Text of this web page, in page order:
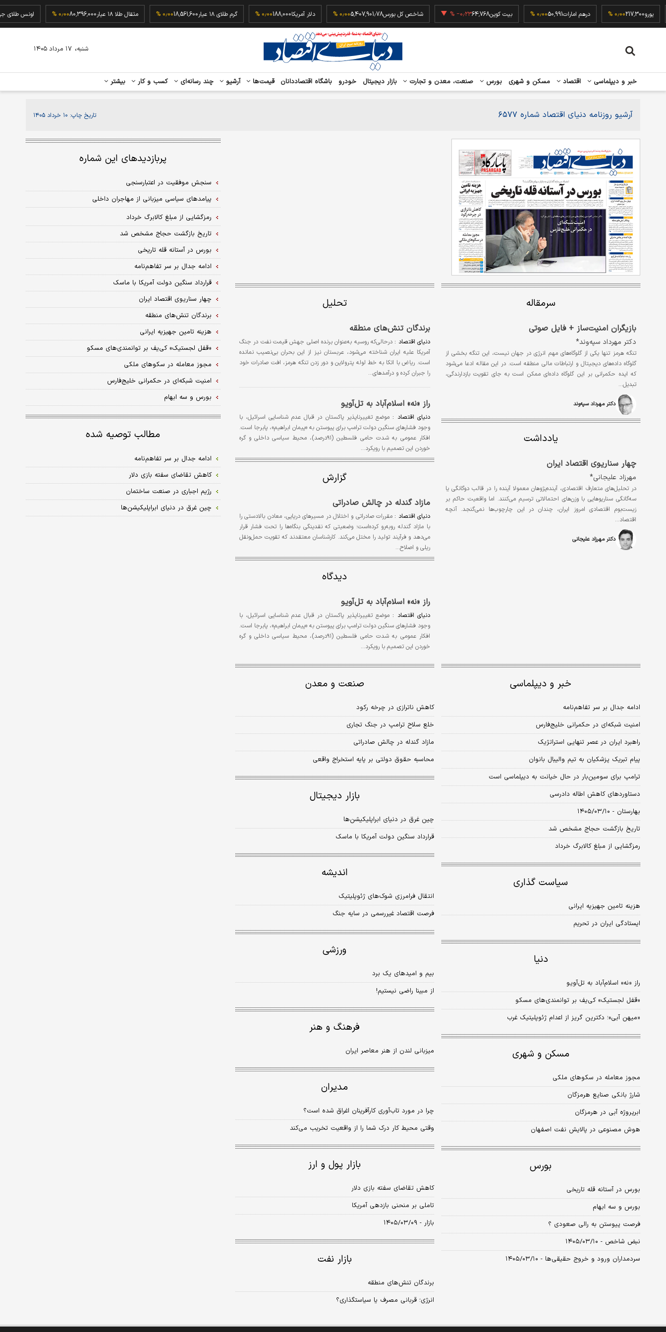
یورو217,300۰٫۰۰ % درهم امارات50,991۰٫۰۰ % بیت کوین64,768‎−۰٫۲۳ % شاخص کل بورس5,407,901.78۰٫۰۰ % دلار آمریکا188,000۰٫۰۰ % گرم طلای ۱۸ عیار 18,561,600۰٫۰۰ % مثقال طلا ۱۸ عیار 80,396,000۰٫۰۰ % اونس
خبر و دیپلماسی اقتصاد مسکن و شهری بورس صنعت، معدن و تجارت بازار دیجیتال خودرو باشگاه اقتصاددانان قیمت‌ها آرشیو چند رسانه‌ای کسب و کار بیشتر
شنبه، ۱۷ مرداد ۱۴۰۵
آرشیو روزنامه دنیای اقتصاد شماره ۶۵۷۷ تاریخ چاپ: ۱۰ خرداد ۱۴۰۵
سرمقاله
بازیگران امنیت‌ساز + فایل صوتی
دکتر مهرداد سپه‌وند*
تنگه هرمز تنها یکی از گلوگاه‌های مهم انرژی در جهان نیست، این تنگه بخشی از
گلوگاه داده‌های دیجیتال و ارتباطات مالی منطقه است. در این مقاله ادعا می‌شود
که ایده حکمرانی بر این گلوگاه داده‌ای ممکن است به جای تقویت بازدارندگی،
تبدیل…
دکتر مهرداد سپه‌وند
یادداشت
چهار سناریوی اقتصاد ایران
مهرزاد علیجانی*
در تحلیل‌های متعارف اقتصادی، آینده‌پژوهان معمولا آینده را در قالب دوگانگی یا
سه‌گانگی سناریوهایی با وزن‌های احتمالاتی ترسیم می‌کنند. اما واقعیت حاکم بر
زیست‌بوم اقتصادی امروز ایران، چندان در این چارچوب‌ها نمی‌گنجد. آنچه
اقتصاد…
دکتر مهرزاد علیجانی
تحلیل
برندگان تنش‌های منطقه
دنیای اقتصاد :درحالی‌که روسیه به‌عنوان برنده اصلی جهش قیمت نفت در جنگ
آمریکا علیه ایران شناخته می‌شود، عربستان نیز از این بحران بی‌نصیب نمانده
است. ریاض با اتکا به خط لوله پترولاین و دور زدن تنگه هرمز، افت صادرات خود
را جبران کرده و درآمدهای…
راز «نه» اسلام‌آباد به تل‌آویو
دنیای اقتصاد :موضع تغییرناپذیر پاکستان در قبال عدم شناسایی اسرائیل، با
وجود فشارهای سنگین دولت ترامپ برای پیوستن به «پیمان ابراهیم»، پابرجا است.
افکار عمومی به شدت حامی فلسطین (۹۱درصد)، محیط سیاسی داخلی و گره
خوردن این تصمیم با رویکرد…
گزارش
مازاد گندله در چالش صادراتی
دنیای اقتصاد :مقررات صادراتی و اختلال در مسیرهای دریایی، معادن بالادستی را
با مازاد گندله روبه‌رو کرده‌است؛ وضعیتی که نقدینگی بنگاه‌ها را تحت فشار قرار
می‌دهد و فرآیند تولید را مختل می‌کند. کارشناسان معتقدند که تقویت حمل‌ونقل
ریلی و اصلاح…
دیدگاه
راز «نه» اسلام‌آباد به تل‌آویو
دنیای اقتصاد :موضع تغییرناپذیر پاکستان در قبال عدم شناسایی اسرائیل، با
وجود فشارهای سنگین دولت ترامپ برای پیوستن به «پیمان ابراهیم»، پابرجا است.
افکار عمومی به شدت حامی فلسطین (۹۱درصد)، محیط سیاسی داخلی و گره
خوردن این تصمیم با رویکرد…
خبر و دیپلماسی
ادامه جدال بر سر تفاهم‌نامه
امنیت شبکه‌ای در حکمرانی خلیج‌فارس
راهبرد ایران در عصر تنهایی استراتژیک
پیام تبریک پزشکیان به تیم والیبال بانوان
ترامپ برای سومین‌بار در حال خیانت به دیپلماسی است
دستاوردهای کاهش اطاله دادرسی
بهارستان - ۱۴۰۵/۰۳/۱۰
تاریخ بازگشت حجاج مشخص شد
رمزگشایی از مبلغ کالابرگ خرداد
سیاست گذاری
هزینه تامین جهیزیه ایرانی
ایستادگی ایران در تحریم
دنیا
راز «نه» اسلام‌آباد به تل‌آویو
«قفل لجستیک» کی‌یف بر توانمندی‌های مسکو
«میهن آبی»؛ دکترین گریز از اعدام ژئوپلیتیک غرب
مسکن و شهری
مجوز معامله در سکوهای ملکی
شارژ بانکی صنایع هرمزگان
ابرپروژه آبی در هرمزگان
هوش مصنوعی در پالایش نفت اصفهان
بورس
بورس در آستانه قله تاریخی
بورس و سه ابهام
فرصت پیوستن به رالی صعودی ؟
نبض شاخص - ۱۴۰۵/۰۳/۱۰
سردمداران ورود و خروج حقیقی‌ها - ۱۴۰۵/۰۳/۱۰
صنعت و معدن
کاهش ناترازی در چرخه رکود
خلع سلاح ترامپ در جنگ تجاری
مازاد گندله در چالش صادراتی
محاسبه حقوق دولتی بر پایه استخراج واقعی
بازار دیجیتال
چین غرق در دنیای ابراپلیکیشن‌ها
قرارداد سنگین دولت آمریکا با ماسک
اندیشه
انتقال فرامرزی شوک‌های ژئوپلیتیک
فرصت اقتصاد غیررسمی در سایه جنگ
ورزشی
بیم و امیدهای یک برد
از مبینا راضی نیستیم!
فرهنگ و هنر
میزبانی لندن از هنر معاصر ایران
مدیران
چرا در مورد تاب‌آوری کارآفرینان اغراق شده است؟
وقتی محیط کار درک شما را از واقعیت تخریب می‌کند
بازار پول و ارز
کاهش تقاضای سفته بازی دلار
تاملی بر منحنی بازدهی آمریکا
بازار - ۱۴۰۵/۰۳/۰۹
بازار نفت
برندگان تنش‌های منطقه
انرژی؛ قربانی مصرف یا سیاستگذاری؟
پربازدیدهای این شماره
سنجش موفقیت در اعتبارسنجی
پیامدهای سیاسی میزبانی از مهاجران داخلی
رمزگشایی از مبلغ کالابرگ خرداد
تاریخ بازگشت حجاج مشخص شد
بورس در آستانه قله تاریخی
ادامه جدال بر سر تفاهم‌نامه
قرارداد سنگین دولت آمریکا با ماسک
چهار سناریوی اقتصاد ایران
برندگان تنش‌های منطقه
هزینه تامین جهیزیه ایرانی
«قفل لجستیک» کی‌یف بر توانمندی‌های مسکو
مجوز معامله در سکوهای ملکی
امنیت شبکه‌ای در حکمرانی خلیج‌فارس
بورس و سه ابهام
مطالب توصیه شده
ادامه جدال بر سر تفاهم‌نامه
کاهش تقاضای سفته بازی دلار
رژیم اجباری در صنعت ساختمان
چین غرق در دنیای ابراپلیکیشن‌ها